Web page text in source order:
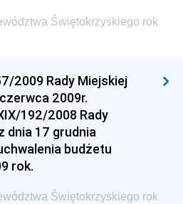
Budownictwa
Nauki i Szkolnictwa
Urzędu Miar
Rolnictwa i Rozwoju Wsi
Edukacji Narodowej i
Edukacji i Nauki
Edukacji Narodowej
Świętokrzyskiego rok
2009 Rady Miejskiej
2009r.
192/2008 Rady
dnia 17 grudnia
budżetu
rok.
Świętokrzyskiego rok